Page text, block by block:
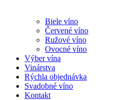
Biele víno
Červené víno
Ružové víno
Ovocné víno
Výber vína
Vinárstva
Rýchla objednávka
Svadobné víno
Kontakt